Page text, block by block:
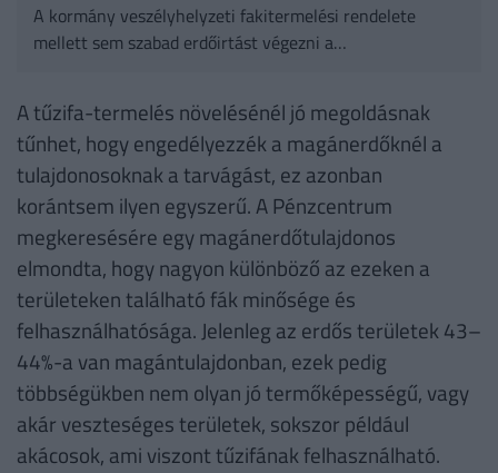
A kormány veszélyhelyzeti fakitermelési rendelete
mellett sem szabad erdőirtást végezni a
A tűzifa-termelés növelésénél jó megoldásnak
tűnhet, hogy engedélyezzék a magánerdőknél a
tulajdonosoknak a tarvágást, ez azonban
korántsem ilyen egyszerű. A Pénzcentrum
megkeresésére egy magánerdőtulajdonos
elmondta, hogy nagyon különböző az ezeken a
területeken található fák minősége és
felhasználhatósága. Jelenleg az erdős területek 43–
44%-a van magántulajdonban, ezek pedig
többségükben nem olyan jó termőképességű, vagy
akár veszteséges területek, sokszor például
akácosok, ami viszont tűzifának felhasználható.